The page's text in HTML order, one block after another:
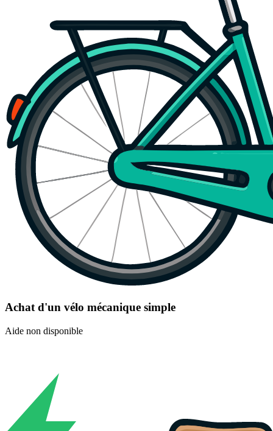
Achat d'un vélo mécanique simple
Aide non disponible